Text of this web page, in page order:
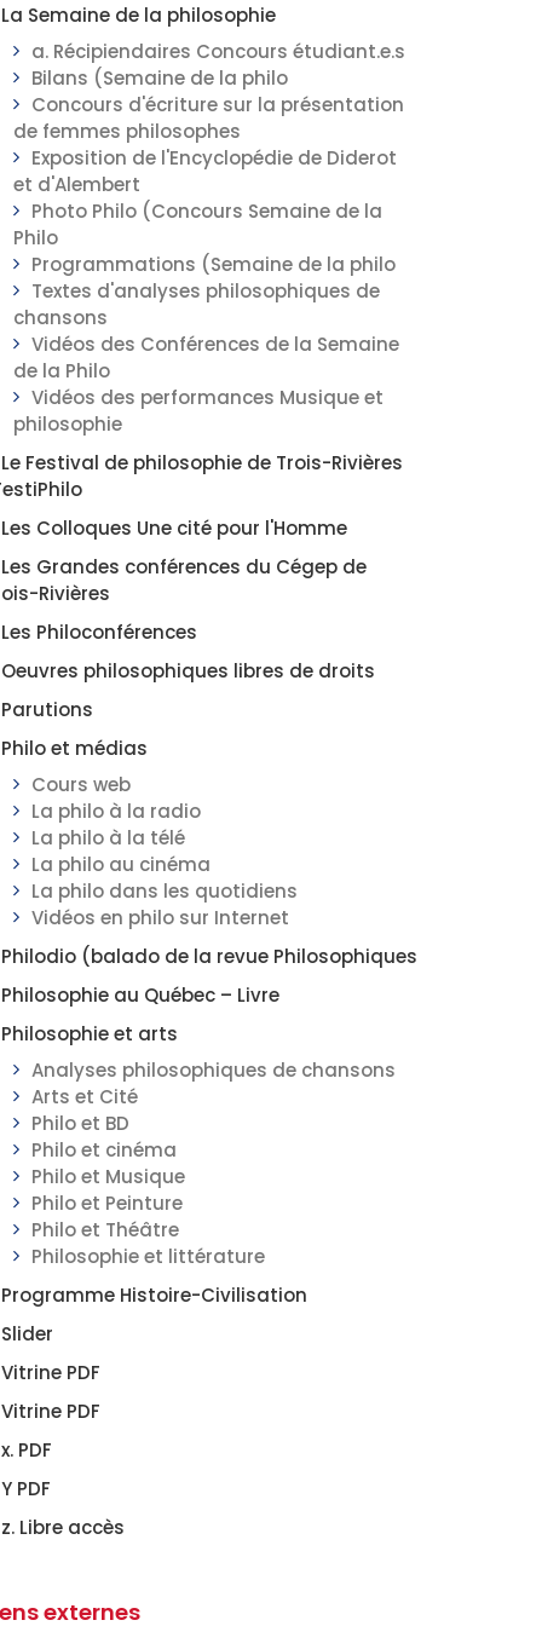
La Semaine de la philosophie
a. Récipiendaires Concours étudiant.e.s
Bilans (Semaine de la philo
Concours d'écriture sur la présentation
de femmes philosophes
Exposition de l'Encyclopédie de Diderot
et d'Alembert
Photo Philo (Concours Semaine de la
Philo
Programmations (Semaine de la philo
Textes d'analyses philosophiques de
chansons
Vidéos des Conférences de la Semaine
de la Philo
Vidéos des performances Musique et
philosophie
Le Festival de philosophie de Trois-Rivières
Les Colloques Une cité pour l'Homme
Les Grandes conférences du Cégep de
Rivières
Les Philoconférences
Oeuvres philosophiques libres de droits
Parutions
Philo et médias
Cours web
La philo à la radio
La philo à la télé
La philo au cinéma
La philo dans les quotidiens
Vidéos en philo sur Internet
Philodio (balado de la revue Philosophiques
Philosophie au Québec – Livre
Philosophie et arts
Analyses philosophiques de chansons
Arts et Cité
Philo et BD
Philo et cinéma
Philo et Musique
Philo et Peinture
Philo et Théâtre
Philosophie et littérature
Programme Histoire-Civilisation
Slider
Vitrine PDF
Vitrine PDF
x. PDF
Y PDF
z. Libre accès
externes